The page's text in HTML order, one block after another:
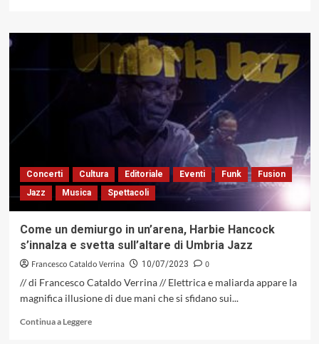
su
Mika
a
Umbria
quell’insopportabile
dell’essere
Concerti Cultura Editoriale Eventi Funk
Fusion
Jazz
Musica Spettacoli
Come un demiurgo in un’arena, Harbie Hancock
s’innalza e svetta sull’altare di Umbria Jazz
Francesco Cataldo Verrina 10/07/2023
0
// di Francesco Cataldo Verrina // Elettrica e maliarda appare la
magnifica illusione di due mani che si sfidano sui...
Continua a LeggereLeggi